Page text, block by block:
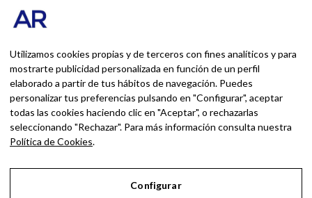
Experiencias personales y profesionales de una
persona que disfruta con lo que hace cada día
BUSCAR POR:
BUSCAR
Ingresa las palabras de la búsqueda y presiona
Enter.
Utilizamos cookies propias y de terceros con fines analíticos y para
mostrarte publicidad personalizada en función de un perfil
elaborado a partir de tus hábitos de navegación. Puedes
personalizar tus preferencias pulsando en "Configurar", aceptar
todas las cookies haciendo clic en "Aceptar", o rechazarlas
seleccionando "Rechazar". Para más información consulta nuestra
Política de Cookies.
Configurar